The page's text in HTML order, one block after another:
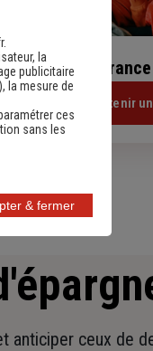
Devis
Obtenir
anticiper ceux de
la
publicitaire
), la mesure de
ces
sans les
& fermer